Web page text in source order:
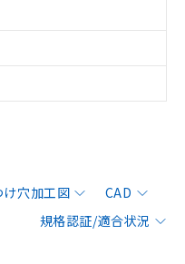
け穴加工図
CAD
規格認証/適合状況